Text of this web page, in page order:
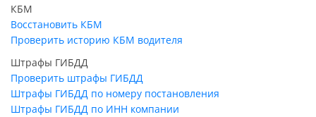
КБМ
Восстановить КБМ
Проверить историю КБМ водителя
Штрафы ГИБДД
Проверить штрафы ГИБДД
Штрафы ГИБДД по номеру постановления
Штрафы ГИБДД по ИНН компании